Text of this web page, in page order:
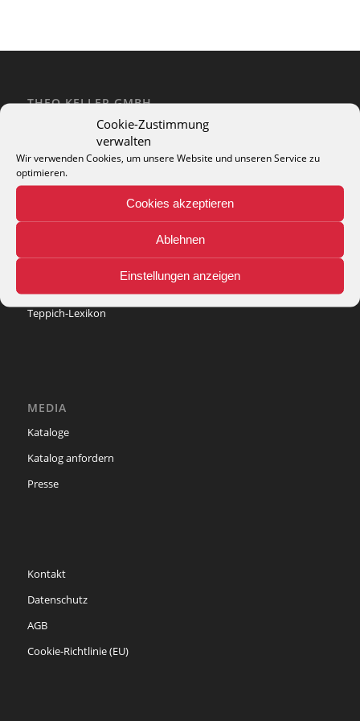
Cookie-Zustimmung
verwalten
Wir verwenden Cookies, um unsere Website und unseren Service zu
optimieren.
Cookies akzeptieren
Ablehnen
Einstellungen anzeigen
THEO KELLER GMBH
Lohackerstr. 30
44867 Bochum
phone: + 49 (2327) 3083 - 20
e-mail:info@theko-collection.com
INFO
Teppich-Lexikon
MEDIA
Kataloge
Katalog anfordern
Presse
Kontakt
Datenschutz
AGB
Cookie-Richtlinie (EU)